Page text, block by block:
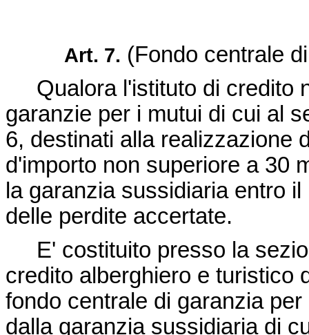
Art. 7. (Fondo centrale
Qualora l'istituto di credito
garanzie per i mutui di cui al
6, destinati alla realizzazione
d'importo non superiore a 30
la garanzia sussidiaria entro
delle perdite accertate.
E' costituito presso la
credito alberghiero e turistico
fondo centrale di garanzia
dalla garanzia sussidiaria di